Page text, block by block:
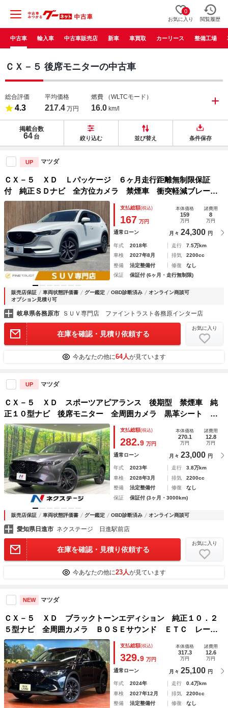
0
お気に入り 閲覧履歴
中古車 輸入車 中古車販売店 新車 車買取 カーリース 整備工場
ＣＸ－５ 後席モニターの中古車
総合評価
4.3
平均価格
217.4 万円
燃費 （WLTCモード）
16.0 km/l
掲載台数
64 台 絞り込む 並び替え 条件保存
UP マツダ
ＣＸ－５ ＸＤ Ｌパッケージ ６ヶ月走行距離無制限保証
付 純正ＳＤナビ 全方位カメラ 禁煙車 衝突軽減ブレー
キ クリアランスソナー フルセグＴＶ フリップダウンモニ
ター ＢＯＳＥサウンド 本革シート レーダークルーズコン
トロール
支払総額(税込)
167 万円
本体価格
159
万円
諸費用
8
万円
通常ローン 月々 24,300 円
年式 2018年 走行
7.5万km
車検
2027年8月 排気
2200cc
整備
法定整備付 修復
なし
保証
保証付 (6ヶ月・走行無制限)
販売店保証 車両状態評価書 グー鑑定 OBD診断済み
オンライン商談可
オプション見積り可
岐阜県各務原市 ＳＵＶ専門店 ファイントラスト各務原インター店
在庫を確認・見積り依頼する
お気に入り
今あなたの他に64人が見ています
UP マツダ
ＣＸ－５ ＸＤ スポーツアピアランス 後期型 禁煙車 純
正１０型ナビ 後席モニター 全周囲カメラ 黒革シート シ
ートヒーター シートメモリー レーダークルーズ 誤発進抑
制機能 ＬＥＤヘッド オートライト ワイヤレス充電 Ｂｌ
ｕｅｔｏｏｔｈ
支払総額(税込)
282.9 万円
本体価格
270.1
万円
諸費用
12.8
万円
通常ローン 月々 23,000 円
年式 2023年 走行
3.8万km
車検
2028年3月 排気
2200cc
整備
法定整備付 修復
なし
保証
保証付 (3ヶ月・3000km)
販売店保証 車両状態評価書 グー鑑定 OBD診断済み オンライン商談可
愛知県日進市 ネクステージ 日進駅前店
在庫を確認・見積り依頼する
お気に入り
今あなたの他に23人が見ています
NEW マツダ
ＣＸ－５ ＸＤ ブラックトーンエディション 純正１０．２
５型ナビ 全周囲カメラ ＢＯＳＥサウンド ＥＴＣ レーダ
ークルーズ ブラインドスポットモニター ＬＥＤヘッド
シートヒーター ステアリングヒーター ヘッドアップディス
プレイ
支払総額(税込)
329.9 万円
本体価格
317.3
万円
諸費用
12.6
万円
通常ローン 月々 25,100 円
年式 2024年 走行
0.4万km
車検
2027年12月 排気
2200cc
整備
法定整備付 修復
なし